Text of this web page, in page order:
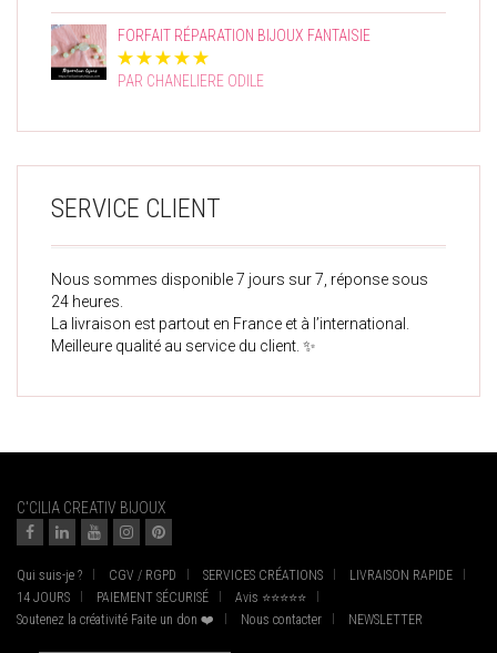
FORFAIT RÉPARATION BIJOUX FANTAISIE
PAR CHANELIERE ODILE
SERVICE CLIENT
Nous sommes disponible 7 jours sur 7, réponse sous
24 heures.
La livraison est partout en France et à l’international.
Meilleure qualité au service du client. ✨
C'CILIA CREATIV BIJOUX
Qui suis-je ? CGV / RGPD SERVICES CRÉATIONS
LIVRAISON RAPIDE
14 JOURS
PAIEMENT SÉCURISÉ
Avis ⭐⭐⭐⭐⭐
Soutenez la créativité Faite un don ❤️
Nous contacter NEWSLETTER